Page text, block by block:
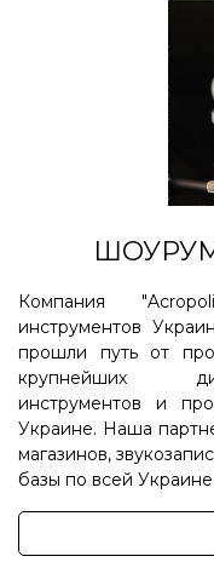
ШОУРУМ
Компания
инструментов
прошли путь от
крупнейших
инструментов и
Украине. Наша
магазинов,
базы по всей